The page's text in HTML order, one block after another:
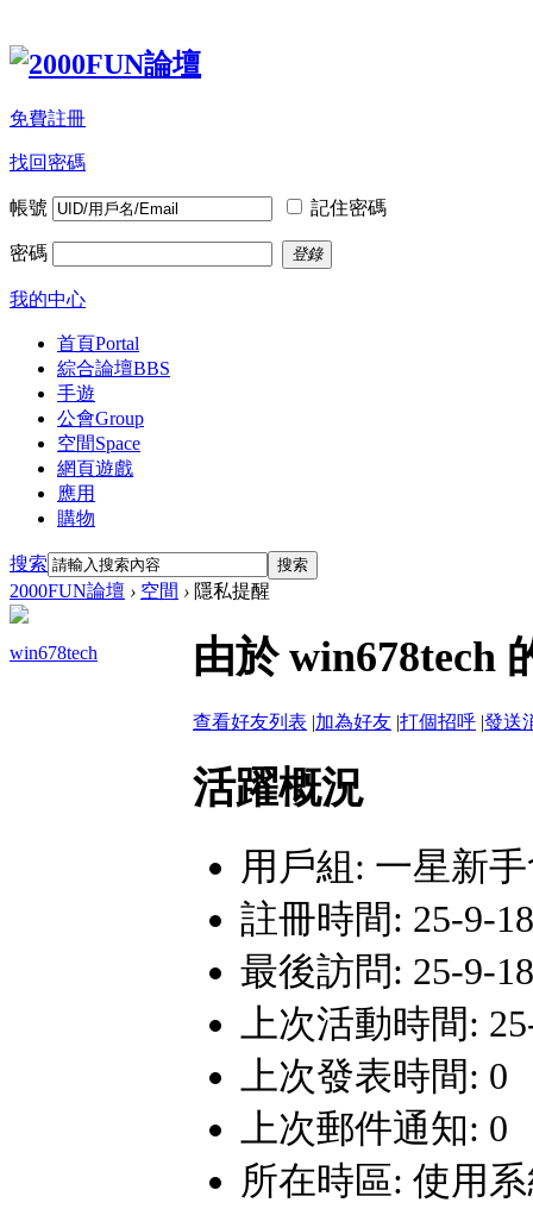
免費註冊
找回密碼
帳號 記住密碼
密碼 登錄
我的中心
首頁Portal
綜合論壇BBS
手遊
公會Group
空間Space
網頁遊戲
應用
購物
搜索 搜索
2000FUN論壇 › 空間 › 隱私提醒
win678tech 由於 win678tech
查看好友列表 |加為好友 |打個招呼 |發送
活躍概況
用戶組: 一星新
註冊時間: 25-9-
最後訪問: 25-9-
上次活動時間:
上次發表時間: 0
上次郵件通知: 0
所在時區: 使用